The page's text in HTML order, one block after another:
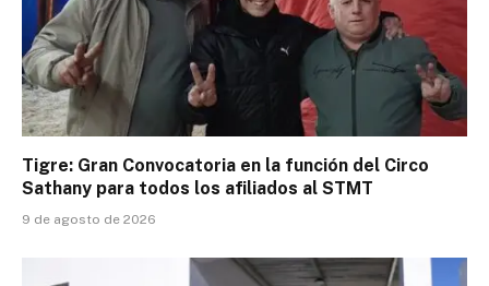
Tigre: Gran Convocatoria en la función del Circo
Sathany para todos los afiliados al STMT
9 de agosto de 2026